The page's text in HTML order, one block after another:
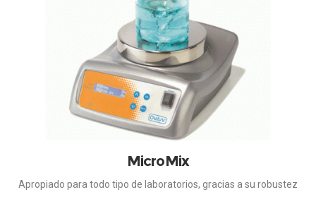
MicroMix
Apropiado para todo tipo de laboratorios, gracias a su robustez